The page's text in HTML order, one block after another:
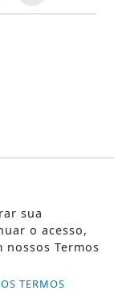
sua
o acesso,
nossos Termos
TERMOS